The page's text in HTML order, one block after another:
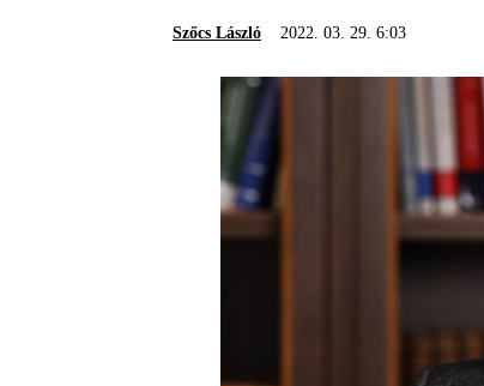
Szőcs László 2022. 03. 29. 6:03